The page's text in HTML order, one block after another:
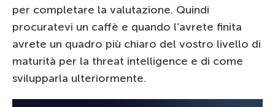
per completare la valutazione. Quindi
procuratevi un caffè e quando l’avrete finita
avrete un quadro più chiaro del vostro livello di
maturità per la threat intelligence e di come
svilupparla ulteriormente.